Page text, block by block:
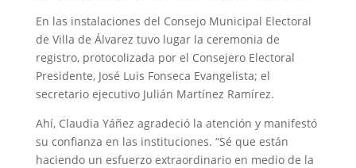
En las instalaciones del Consejo Municipal Electoral
de Villa de Álvarez tuvo lugar la ceremonia de
registro, protocolizada por el Consejero Electoral
Presidente, José Luis Fonseca Evangelista; el
secretario ejecutivo Julián Martínez Ramírez.
Ahí, Claudia Yáñez agradeció la atención y manifestó
su confianza en las instituciones. “Sé que están
haciendo un esfuerzo extraordinario en medio de la